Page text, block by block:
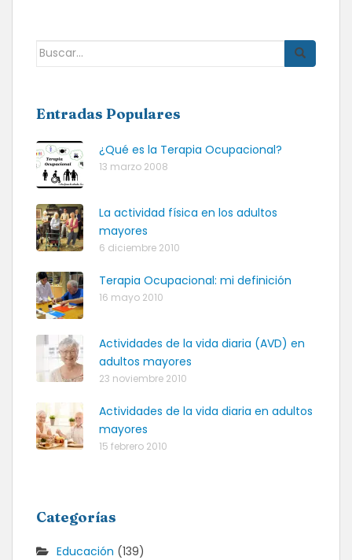
Buscar:
Entradas Populares
¿Qué es la Terapia Ocupacional?
13 marzo 2008
La actividad física en los adultos
mayores
6 diciembre 2010
Terapia Ocupacional: mi definición
16 mayo 2010
Actividades de la vida diaria (AVD) en
adultos mayores
23 noviembre 2010
Actividades de la vida diaria en adultos
mayores
15 febrero 2010
Categorías
Educación (139)